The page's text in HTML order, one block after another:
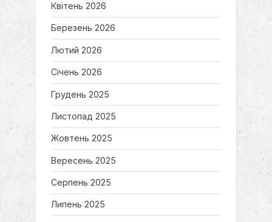
Квітень 2026
Березень 2026
Лютий 2026
Січень 2026
Грудень 2025
Листопад 2025
Жовтень 2025
Вересень 2025
Серпень 2025
Липень 2025